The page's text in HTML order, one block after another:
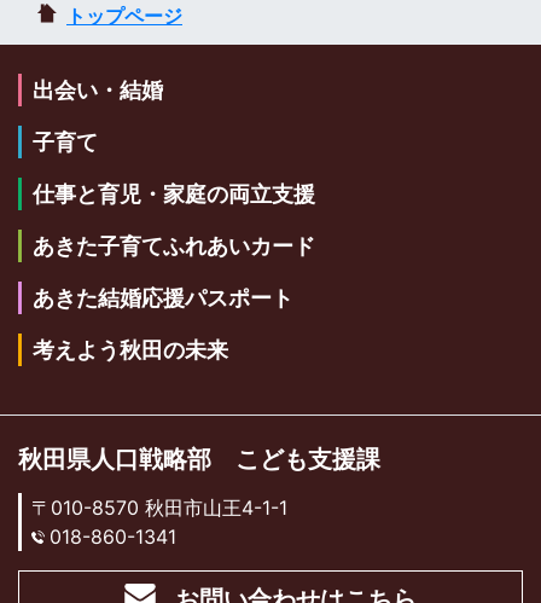
トップページ
出会い・結婚
子育て
仕事と育児・家庭の両立支援
あきた子育てふれあいカード
あきた結婚応援パスポート
考えよう秋田の未来
秋田県人口戦略部 こども支援課
〒010-8570 秋田市山王4-1-1
018-860-1341